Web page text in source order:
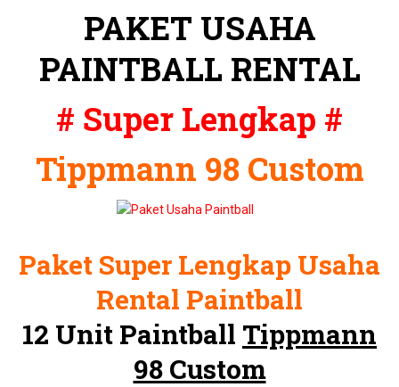
PAKET USAHA
PAINTBALL RENTAL
# Super Lengkap #
Tippmann 98 Custom
Paket Super Lengkap Usaha
Rental Paintball
12 Unit Paintball Tippmann
98 Custom